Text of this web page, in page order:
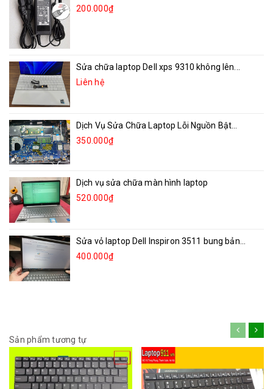
200.000₫
Sửa chữa laptop Dell xps 9310 không lên...
Liên hệ
Dịch Vụ Sửa Chữa Laptop Lỗi Nguồn Bật...
350.000₫
Dịch vụ sửa chữa màn hình laptop
520.000₫
Sửa vỏ laptop Dell Inspiron 3511 bung bản...
400.000₫
Sản phẩm tương tự